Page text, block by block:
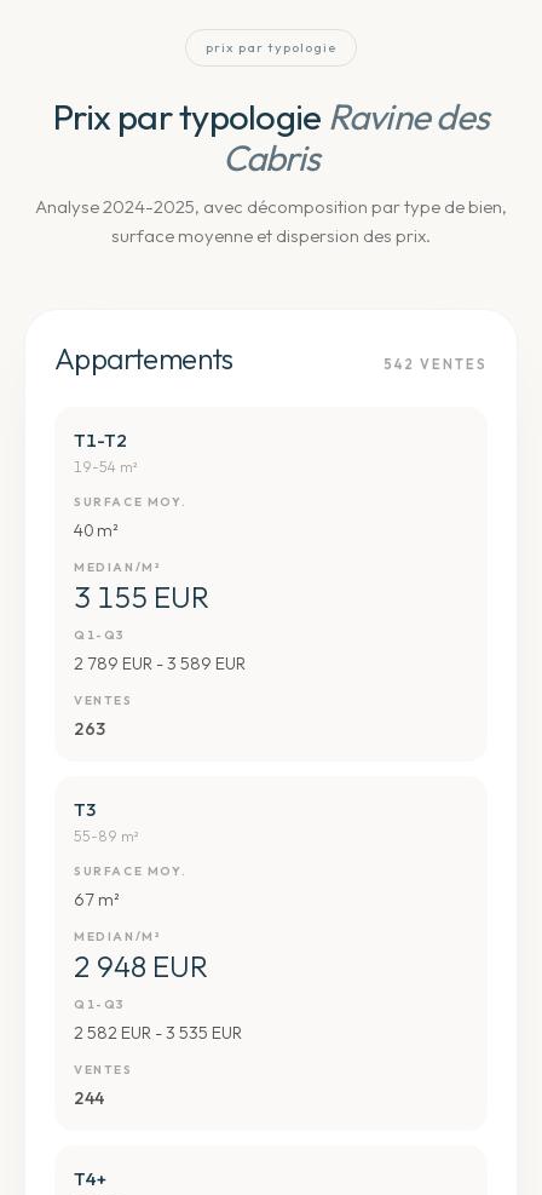
prix par typologie
Prix par typologie Ravine des
Cabris
Analyse 2024-2025, avec décomposition par type de bien,
surface moyenne et dispersion des prix.
Appartements 542 VENTES
T1-T2
19-54 m²
SURFACE MOY.
40 m²
MEDIAN/M²
3 155 EUR
Q1-Q3
2 789 EUR - 3 589 EUR
VENTES
263
T3
55-89 m²
SURFACE MOY.
67 m²
MEDIAN/M²
2 948 EUR
Q1-Q3
2 582 EUR - 3 535 EUR
VENTES
244
T4+